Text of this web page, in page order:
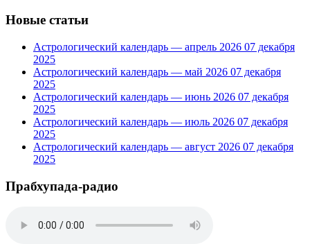
Новые статьи
Астрологический календарь — апрель 2026 07 декабря
2025
Астрологический календарь — май 2026 07 декабря
2025
Астрологический календарь — июнь 2026 07 декабря
2025
Астрологический календарь — июль 2026 07 декабря
2025
Астрологический календарь — август 2026 07 декабря
2025
Прабхупада-радио